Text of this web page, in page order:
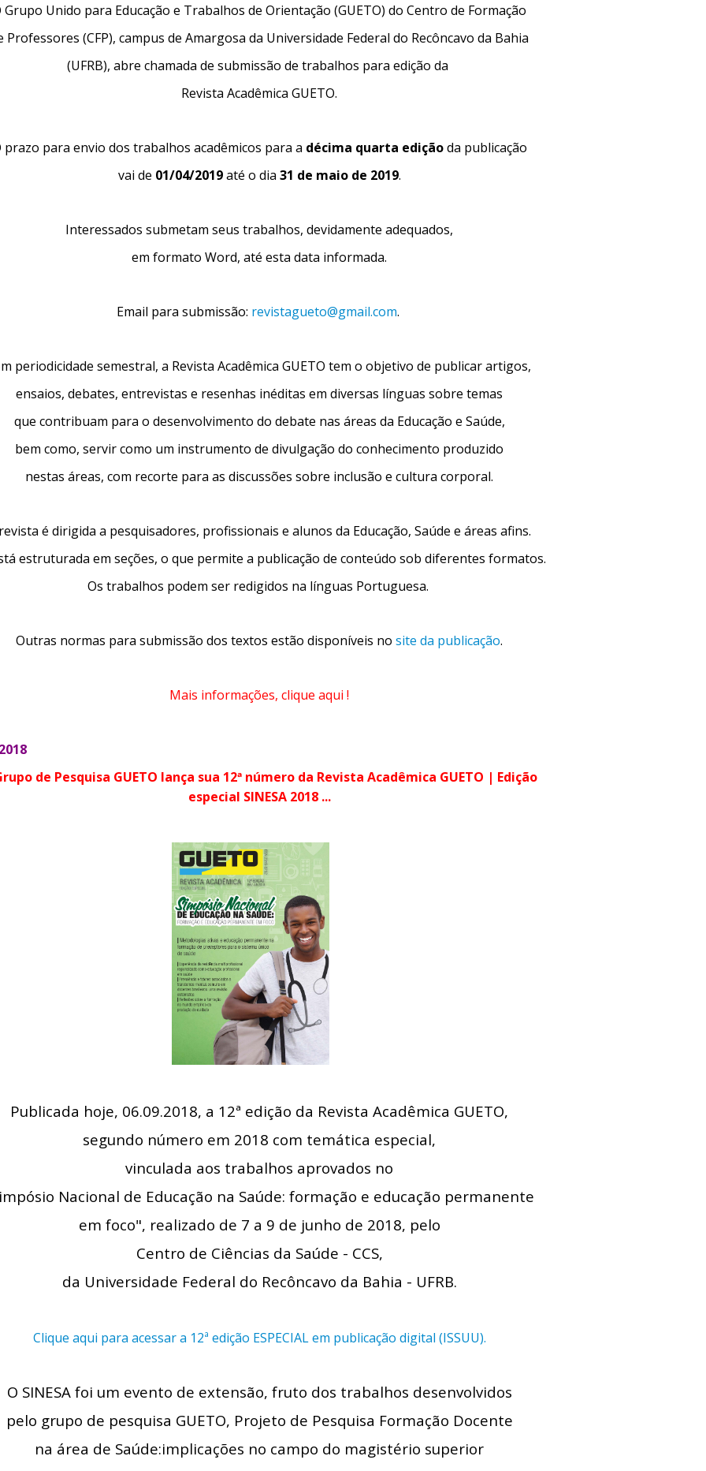
Grupo Unido para Educação e Trabalhos de Orientação (GUETO) do Centro de Formação
Professores (CFP), campus de Amargosa da Universidade Federal do Recôncavo da Bahia
(UFRB), abre chamada de submissão de trabalhos para edição da
Revista Acadêmica GUETO.
prazo para envio dos trabalhos acadêmicos para a décima quarta ediçãoda publicação
vai de 01/04/2019até o dia 31 de maio de 2019.
Interessados submetam seus trabalhos, devidamente adequados,
em formato Word, até esta data informada.
Email para submissão: revistagueto@gmail.com.
periodicidade semestral, a Revista Acadêmica GUETO tem o objetivo de publicar artigos,
ensaios, debates, entrevistas e resenhas inéditas em diversas línguas sobre temas
que contribuam para o desenvolvimento do debate nas áreas da Educação e Saúde,
bem como, servir como um instrumento de divulgação do conhecimento produzido
nestas áreas, com recorte para as discussões sobre inclusão e cultura corporal.
é dirigida a pesquisadores, profissionais e alunos da Educação, Saúde e áreas afins.
estruturada em seções, o que permite a publicação de conteúdo sob diferentes formatos.
Os trabalhos podem ser redigidos na línguas Portuguesa.
Outras normas para submissão dos textos estão disponíveis no site da publicação.
Mais informações, clique aqui !
de Pesquisa GUETO lança sua 12ª número da Revista Acadêmica GUETO | Edição
especial SINESA 2018 ...
Publicada hoje, 06.09.2018, a 12ª edição da Revista Acadêmica GUETO,
segundo número em 2018 com temática especial,
vinculada aos trabalhos aprovados no
Nacional de Educação na Saúde: formação e educação permanente
em foco", realizado de 7 a 9 de junho de 2018, pelo
Centro de Ciências da Saúde - CCS,
da Universidade Federal do Recôncavo da Bahia - UFRB.
Clique aqui para acessar a 12ª edição ESPECIAL em publicação digital (ISSUU).
O SINESA foi um evento de extensão, fruto dos trabalhos desenvolvidos
pelo grupo de pesquisa GUETO, Projeto de Pesquisa Formação Docente
na área de Saúde:implicações no campo do magistério superior